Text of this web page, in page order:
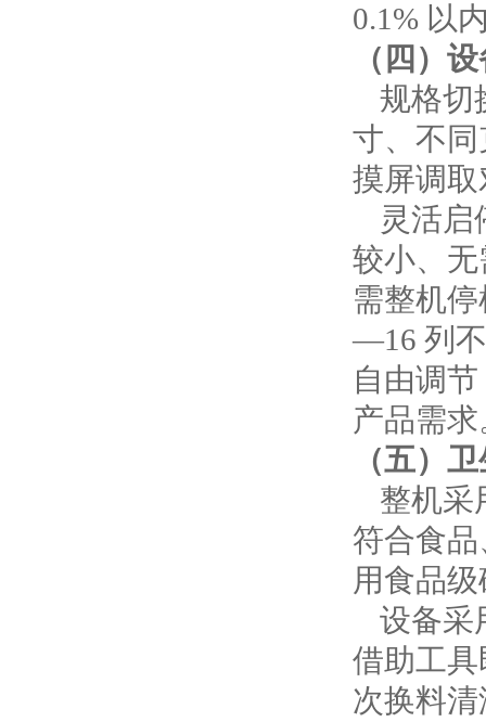
0.1% 以
（四）
规格切
寸、不
摸屏调
灵活启
较小、
需整机
—16 列
自由调
产品需求
（五）
整机采
符合食
用食品
设备采
借助工
次换料